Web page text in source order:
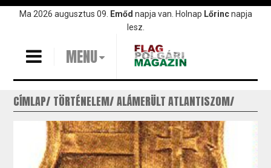
UgrásMa 2026 augusztus 09. Emőd napja van. Holnap Lőrincnapja
lesz.
MENU
CÍMLAP TÖRTÉNELEM ALÁMERÜLT ATLANTISZOM